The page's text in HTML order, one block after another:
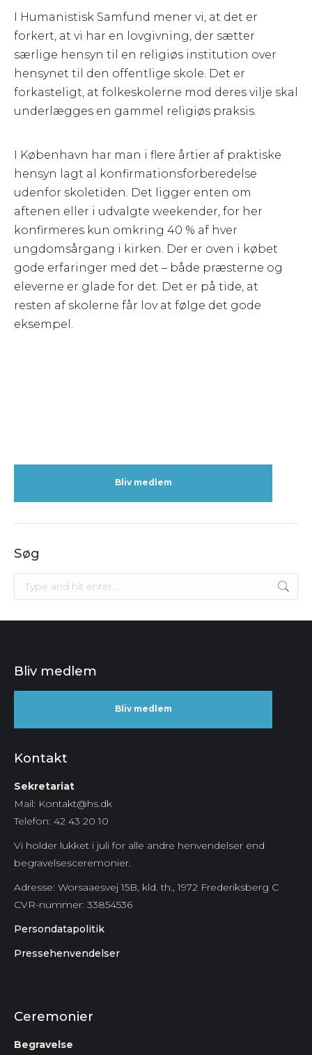
I Humanistisk Samfund mener vi, at det er
forkert, at vi har en lovgivning, der sætter
særlige hensyn til en religiøs institution over
hensynet til den offentlige skole. Det er
forkasteligt, at folkeskolerne mod deres vilje skal
underlægges en gammel religiøs praksis.
I København har man i flere årtier af praktiske
hensyn lagt al konfirmationsforberedelse
udenfor skoletiden. Det ligger enten om
aftenen eller i udvalgte weekender, for her
konfirmeres kun omkring 40 % af hver
ungdomsårgang i kirken. Der er oven i købet
gode erfaringer med det – både præsterne og
eleverne er glade for det. Det er på tide, at
resten af skolerne får lov at følge det gode
eksempel.
Bliv medlem
Søg
Search:
Bliv medlem
Bliv medlem
Kontakt
Sekretariat
Mail: Kontakt@hs.dk
Telefon: 42 43 20 10
Vi holder lukket i juli for alle andre henvendelser end
begravelsesceremonier.
Adresse: Worsaaesvej 15B, kld. th., 1972 Frederiksberg C
CVR-nummer: 33854536
Persondatapolitik
Pressehenvendelser
Ceremonier
Begravelse